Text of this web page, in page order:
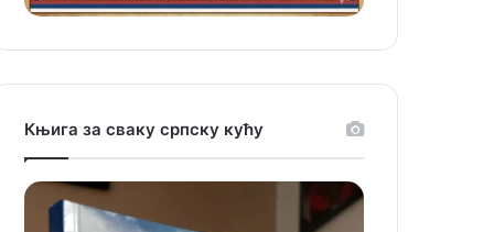
Књига за сваку српску кућу